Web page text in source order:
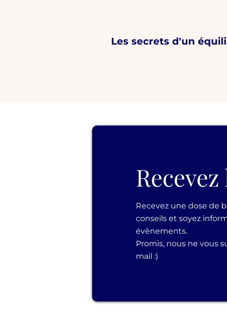
Les secrets d'un
Recevez une dose de
conseils et soyez
évènements.
Promis, nous ne vous
mail :)